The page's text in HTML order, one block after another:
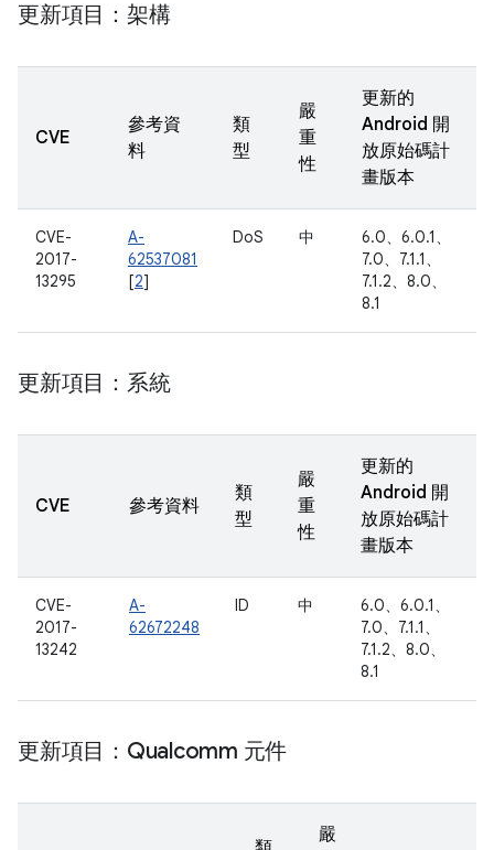
更新項目：架構
CVE
參考資
料
類
型
嚴
重
性
更新的
Android 開
放原始碼計
畫版本
CVE-
2017-
13295
A-
62537081
[2]
DoS 中
6.0、6.0.1、
7.0、7.1.1、
7.1.2、8.0、
8.1
更新項目：系統
CVE 參考資料
類
型
嚴
重
性
更新的
Android 開
放原始碼計
畫版本
CVE-
2017-
13242
A-
62672248
ID 中
6.0、6.0.1、
7.0、7.1.1、
7.1.2、8.0、
8.1
更新項目：Qualcomm 元件
嚴